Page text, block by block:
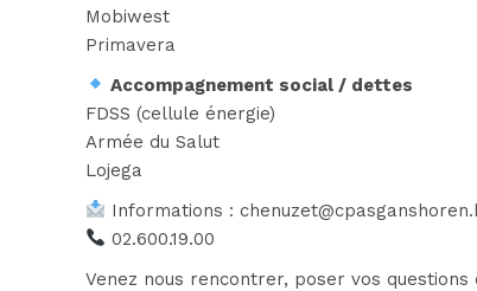
Mobiwest
Primavera
Accompagnement social / dettes
FDSS (cellule énergie)
Armée du Salut
Lojega
Informations :
02.600.19.00
Venez nous rencontrer, poser vos